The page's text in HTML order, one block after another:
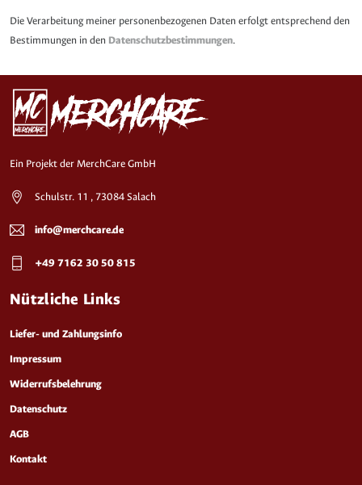
Die Verarbeitung meiner personenbezogenen Daten erfolgt entsprechend den
Bestimmungen in den Datenschutzbestimmungen.
Ein Projekt der MerchCare GmbH
Schulstr. 11 , 73084 Salach
info@merchcare.de
+49 7162 30 50 815
Nützliche Links
Liefer- und Zahlungsinfo
Impressum
Widerrufsbelehrung
Datenschutz
AGB
Kontakt